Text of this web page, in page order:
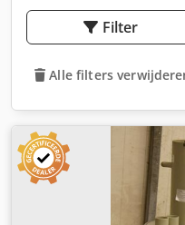
Filter
Alle filters